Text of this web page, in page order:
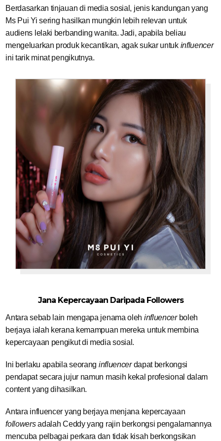
Berdasarkan tinjauan di media sosial, jenis kandungan yang
Ms Pui Yi sering hasilkan mungkin lebih relevan untuk
audiens lelaki berbanding wanita. Jadi, apabila beliau
mengeluarkan produk kecantikan, agak sukar untuk influencer
ini tarik minat pengikutnya.
Jana Kepercayaan Daripada Followers
Antara sebab lain mengapa jenama oleh influencerboleh
berjaya ialah kerana kemampuan mereka untuk membina
kepercayaan pengikut di media sosial.
Ini berlaku apabila seorang influencerdapat berkongsi
pendapat secara jujur namun masih kekal profesional dalam
content yang dihasilkan.
Antara influencer yang berjaya menjana kepercayaan
followersadalah Ceddy yang rajin berkongsi pengalamannya
mencuba pelbagai perkara dan tidak kisah berkongsikan